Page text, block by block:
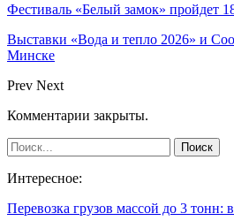
Фестиваль «Белый замок» пройдет
Выставки «Вода и тепло 2026» и
Минске
Prev Next
Комментарии закрыты.
Интересное:
Перевозка грузов массой до 3